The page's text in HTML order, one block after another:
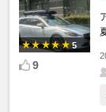
5
9